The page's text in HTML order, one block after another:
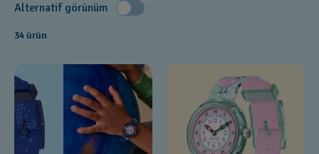
Alternatif görünüm
34 ürün